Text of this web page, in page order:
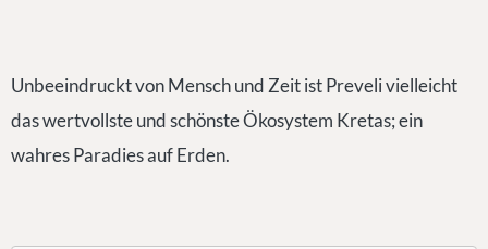
Unbeeindruckt von Mensch und Zeit ist Preveli vielleicht
das wertvollste und schönste Ökosystem Kretas; ein
wahres Paradies auf Erden.